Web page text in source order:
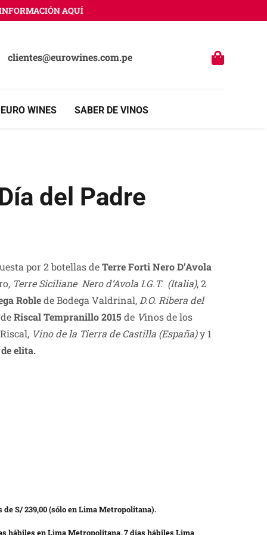
AQUÍ
clientes@eurowines.com.pe
WINES SABER DE VINOS
del Padre
por 2 botellas deTerre Forti Nero D’Avola
, Terre Siciliane Nero d’Avola I.G.T. (Italia), 2
Roblede Bodega Valdrinal,D.O. Ribera del
Riscal Tempranillo 2015 de Vinos de los
Vino de la Tierra de Castilla (España)y 1
elita.
S/ 239,00 (sólo en Lima Metropolitana).
hábiles en Lima Metropolitana, 7 días hábiles Lima